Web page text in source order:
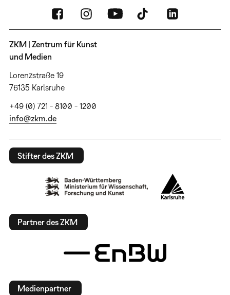
ZKM | Zentrum für Kunst
und Medien
Lorenzstraße 19
76135 Karlsruhe
+49 (0) 721 - 8100 - 1200
info@zkm.de
Stifter des ZKM
Partner des ZKM
Medienpartner